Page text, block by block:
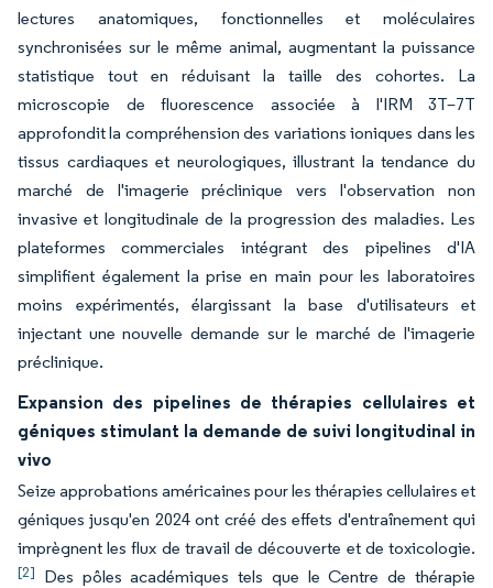
lectures anatomiques, fonctionnelles et moléculaires
synchronisées sur le même animal, augmentant la puissance
statistique tout en réduisant la taille des cohortes. La
microscopie de fluorescence associée à l'IRM 3T–7T
approfondit la compréhension des variations ioniques dans les
tissus cardiaques et neurologiques, illustrant la tendance du
marché de l'imagerie préclinique vers l'observation non
invasive et longitudinale de la progression des maladies. Les
plateformes commerciales intégrant des pipelines d'IA
simplifient également la prise en main pour les laboratoires
moins expérimentés, élargissant la base d'utilisateurs et
injectant une nouvelle demande sur le marché de l'imagerie
préclinique.
Expansion des pipelines de thérapies cellulaires et
géniques stimulant la demande de suivi longitudinal in
vivo
Seize approbations américaines pour les thérapies cellulaires et
géniques jusqu'en 2024 ont créé des effets d'entraînement qui
imprègnent les flux de travail de découverte et de toxicologie.
[2] Des pôles académiques tels que le Centre de thérapie